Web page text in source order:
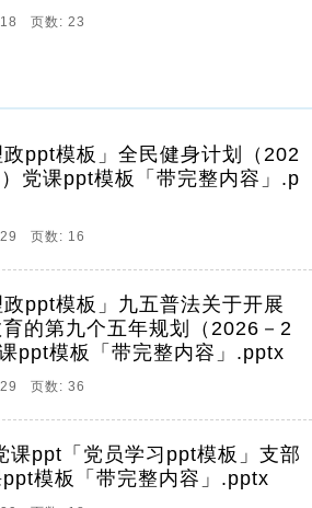
页数: 23
政ppt模板」全民健身计划（202
党课ppt模板「带完整内容」.p
页数: 16
政ppt模板」九五普法关于开展
的第九个五年规划（2026－2
ppt模板「带完整内容」.pptx
页数: 36
课ppt「党员学习ppt模板」支部
模板「带完整内容」.pptx